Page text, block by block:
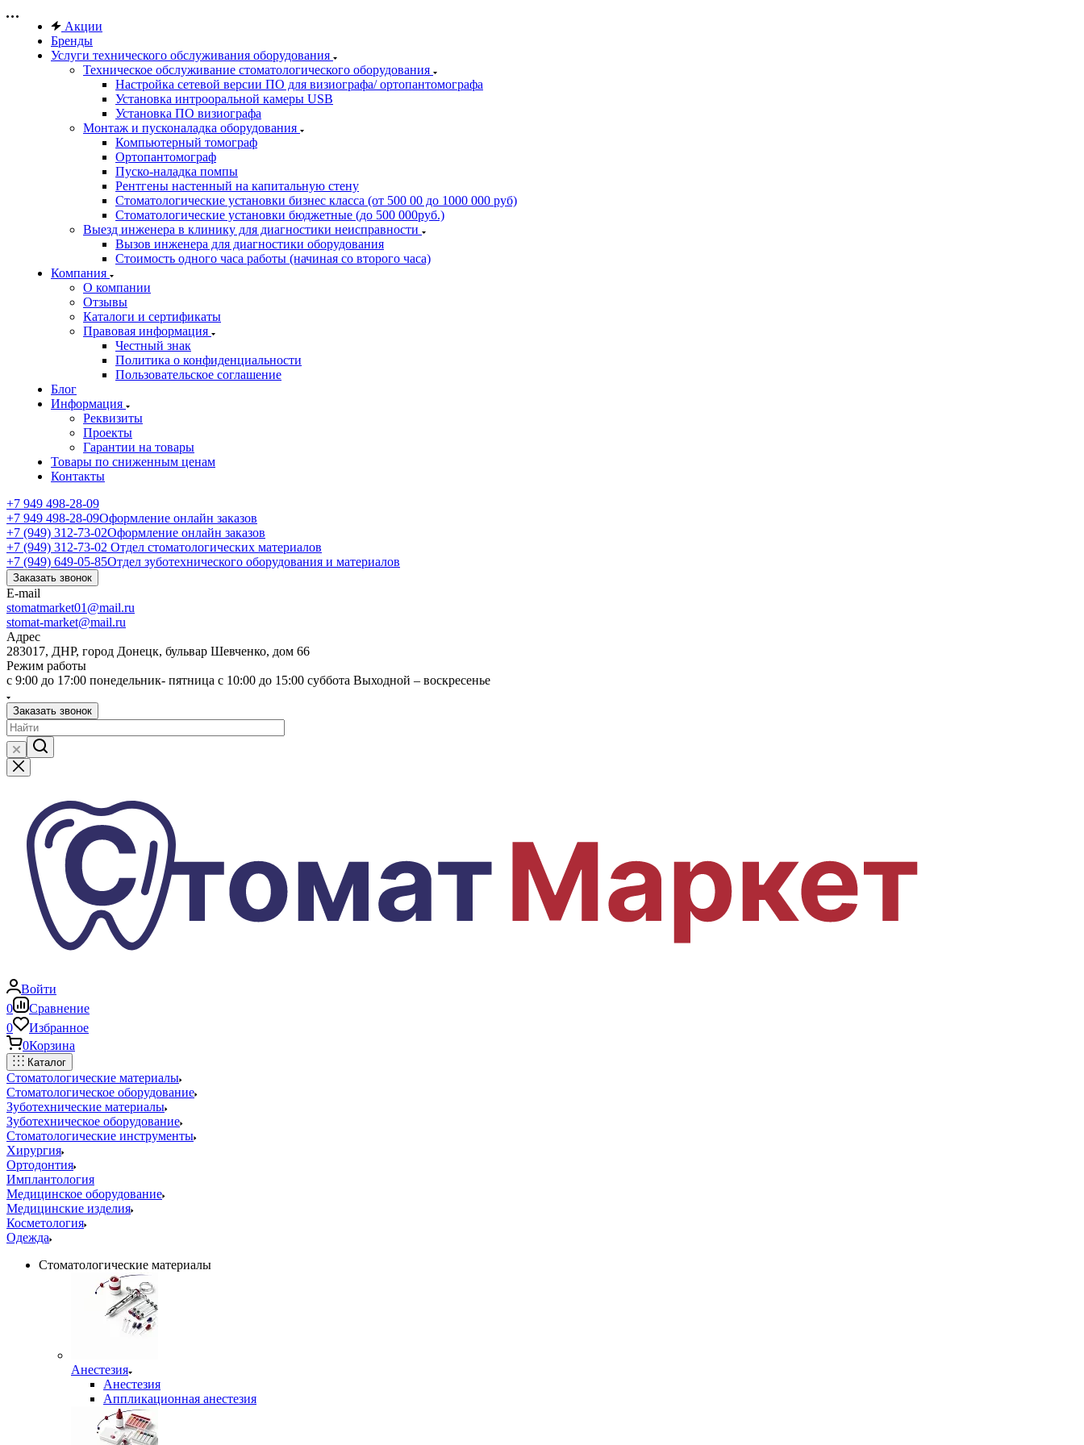
Акции
Бренды
Услуги технического обслуживания оборудования
Техническое обслуживание стоматологического оборудования
Настройка сетевой версии ПО для визиографа/ ортопантомографа
Установка интрооральной камеры USB
Установка ПО визиографа
Монтаж и пусконаладка оборудования
Компьютерный томограф
Ортопантомограф
Пуско-наладка помпы
Рентгены настенный на капитальную стену
Стоматологические установки бизнес класса (от 500 00 до 1000 000 руб)
Стоматологические установки бюджетные (до 500 000руб.)
Выезд инженера в клинику для диагностики неисправности
Вызов инженера для диагностики оборудования
Стоимость одного часа работы (начиная со второго часа)
Компания
О компании
Отзывы
Каталоги и сертификаты
Правовая информация
Честный знак
Политика о конфиденциальности
Пользовательское соглашение
Блог
Информация
Реквизиты
Проекты
Гарантии на товары
Товары по сниженным ценам
Контакты
+7 949 498-28-09
+7 949 498-28-09Оформление онлайн заказов
+7 (949) 312-73-02Оформление онлайн заказов
+7 (949) 312-73-02 Отдел стоматологических материалов
+7 (949) 649-05-85Отдел зуботехнического оборудования и материалов
Заказать звонок
E-mail
stomatmarket01@mail.ru
stomat-market@mail.ru
Адрес
283017, ДНР, город Донецк, бульвар Шевченко, дом 66
Режим работы
с 9:00 до 17:00 понедельник- пятница с 10:00 до 15:00 суббота Выходной – воскресенье
Заказать звонок
Войти
0
Сравнение
0
Избранное
0Корзина
Каталог
Стоматологические материалы
Стоматологическое оборудование
Зуботехнические материалы
Зуботехническое оборудование
Стоматологические инструменты
Хирургия
Ортодонтия
Имплантология
Медицинское оборудование
Медицинские изделия
Косметология
Одежда
Стоматологические материалы
Анестезия
Анестезия
Аппликационная анестезия